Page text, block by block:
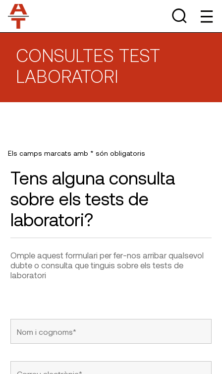
CONSULTES TEST
LABORATORI
Els camps marcats amb * són obligatoris
Tens alguna consulta
sobre els tests de
laboratori?
Omple aquest formulari per fer-nos arribar qualsevol
dubte o consulta que tinguis sobre els tests de
laboratori